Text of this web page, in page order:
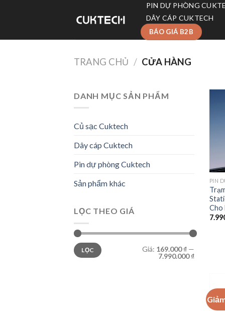
PIN DỰ PHÒNG
DÂY CÁP CUKTECH
BÁO GIÁ B2B
TRANG CHỦ / CỬA HÀNG
DANH MỤC SẢN PHẨM
Củ sạc Cuktech
Dây cáp Cuktech
Pin dự phòng Cuktech
Sản phẩm khác
LỌC THEO GIÁ
Giá
thấp
nhất
Giá
cao
nhất
LỌC Giá: 169.000 ₫ —
7.990.000 ₫
PIN
Cho